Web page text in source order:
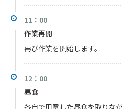
11：00
作業再開
再び作業を開始します。
12：00
昼食
各自で用意した昼食を取りな